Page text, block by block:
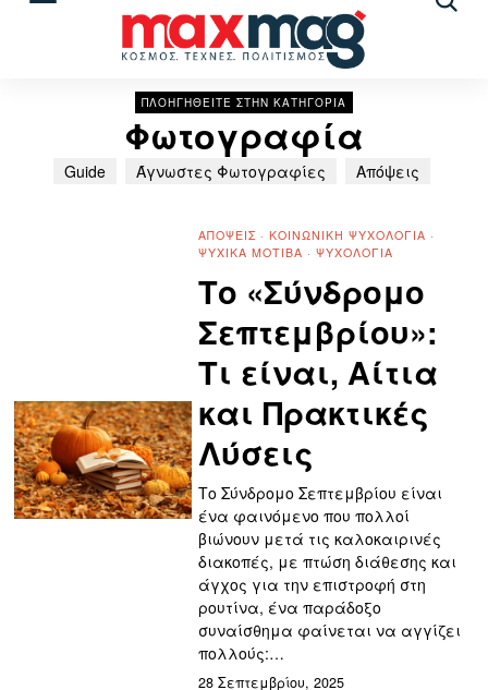
ΠΛΟΗΓΗΘΕΙΤΕ ΣΤΗΝ ΚΑΤΗΓΟΡΙΑ
Φωτογραφία
Guide Άγνωστες Φωτογραφίες Απόψεις
ΑΠΌΨΕΙΣ · ΚΟΙΝΩΝΙΚΉ ΨΥΧΟΛΟΓΊΑ ·
ΨΥΧΙΚΆ ΜΟΤΊΒΑ · ΨΥΧΟΛΟΓΊΑ
Το «Σύνδρομο
Σεπτεμβρίου»:
Τι είναι, Αίτια
και Πρακτικές
Λύσεις
Το Σύνδρομο Σεπτεμβρίου είναι
ένα φαινόμενο που πολλοί
βιώνουν μετά τις καλοκαιρινές
διακοπές, με πτώση διάθεσης και
άγχος για την επιστροφή στη
ρουτίνα, ένα παράδοξο
συναίσθημα φαίνεται να αγγίζει
πολλούς:…
28 Σεπτεμβρίου, 2025